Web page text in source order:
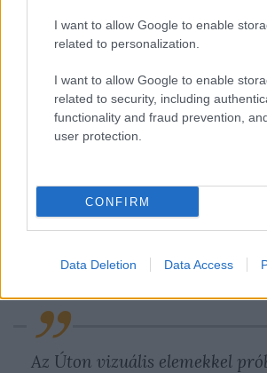
I want to allow Google to enable
related to personalization.
I want to allow Google to enable
related to security, including
functionality and fraud prevention,
user protection.
CONFIRM
Data Deletion Data Access
Az Úton vizuális elemekkel